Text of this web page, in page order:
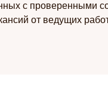
с проверенными
от ведущих